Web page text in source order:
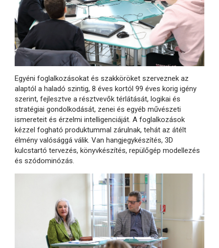
Egyéni foglalkozásokat és szakköröket szerveznek az
alaptól a haladó szintig, 8 éves kortól 99 éves korig igény
szerint, fejlesztve a résztvevők térlátását, logikai és
stratégiai gondolkodását, zenei és egyéb művészeti
ismereteit és érzelmi intelligenciáját. A foglalkozások
kézzel fogható produktummal zárulnak, tehát az átélt
élmény valósággá válik. Van hangjegykészítés, 3D
kulcstartó tervezés, könyvkészítés, repülőgép modellezés
és szódominózás.